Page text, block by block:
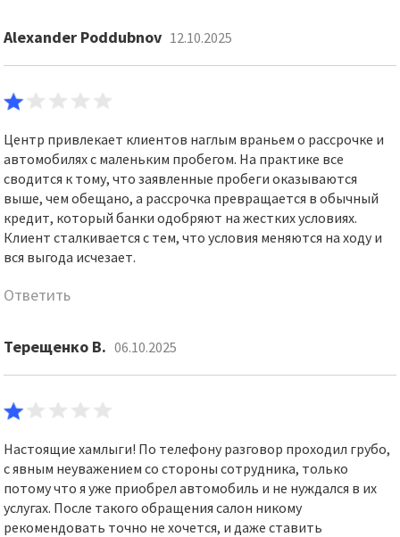
Alexander Poddubnov 12.10.2025
Центр привлекает клиентов наглым враньем о рассрочке и
автомобилях с маленьким пробегом. На практике все
сводится к тому, что заявленные пробеги оказываются
выше, чем обещано, а рассрочка превращается в обычный
кредит, который банки одобряют на жестких условиях.
Клиент сталкивается с тем, что условия меняются на ходу и
вся выгода исчезает.
Ответить
Терещенко В. 06.10.2025
Настоящие хамлыги! По телефону разговор проходил грубо,
с явным неуважением со стороны сотрудника, только
потому что я уже приобрел автомобиль и не нуждался в их
услугах. После такого обращения салон никому
рекомендовать точно не хочется, и даже ставить